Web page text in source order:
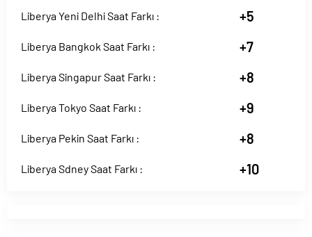
Liberya Yeni Delhi Saat Farkı : +5
Liberya Bangkok Saat Farkı : +7
Liberya Singapur Saat Farkı : +8
Liberya Tokyo Saat Farkı : +9
Liberya Pekin Saat Farkı : +8
Liberya Sdney Saat Farkı : +10